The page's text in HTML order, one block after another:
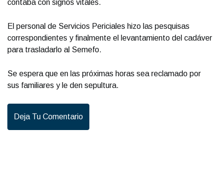
contaba con signos vitales.
El personal de Servicios Periciales hizo las pesquisas
correspondientes y finalmente el levantamiento del cadáver
para trasladarlo al Semefo.
Se espera que en las próximas horas sea reclamado por
sus familiares y le den sepultura.
Deja Tu Comentario